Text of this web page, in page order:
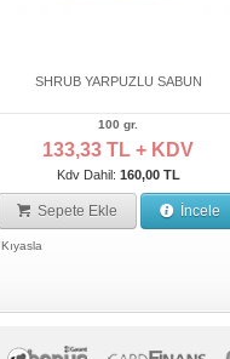
SHRUB YARPUZLU SABUN
100 gr.
133,33 TL + KDV
Kdv Dahil: 160,00 TL
Sepete Ekle İncele
Kıyasla